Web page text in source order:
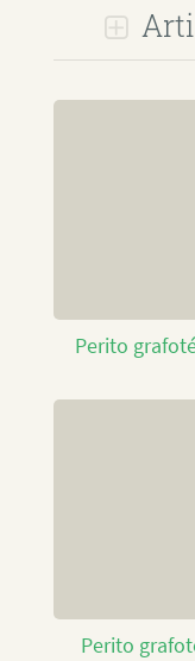
Perito
Perito